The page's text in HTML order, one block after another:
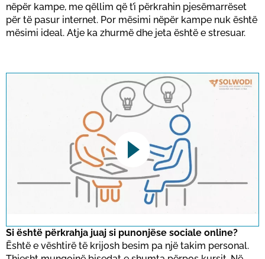
nëpër kampe, me qëllim që t’i përkrahin pjesëmarrëset
për të pasur internet. Por mësimi nëpër kampe nuk është
mësimi ideal. Atje ka zhurmë dhe jeta është e stresuar.
This link opens a YouTube video. Please
note the data protection regulations valid
Si është përkrahja juaj si punonjëse sociale online?
Është e vështirë të krijosh besim pa një takim personal.